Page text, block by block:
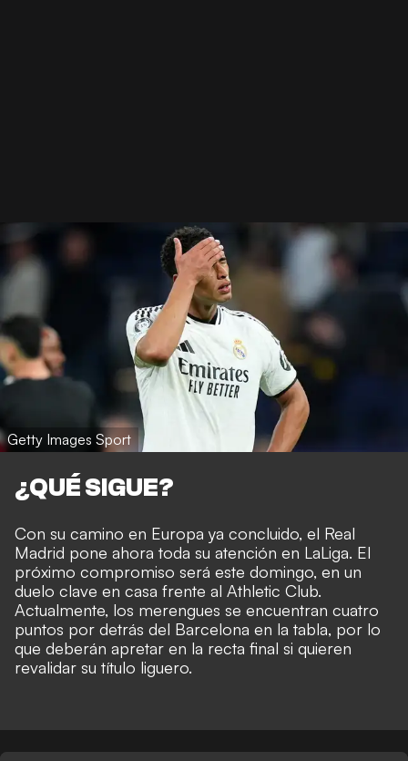
Getty Images Sport
¿QUÉ SIGUE?
Con su camino en Europa ya concluido, el Real
Madrid pone ahora toda su atención en LaLiga. El
próximo compromiso será este domingo, en un
duelo clave en casa frente al Athletic Club.
Actualmente, los merengues se encuentran cuatro
puntos por detrás del Barcelona en la tabla, por lo
que deberán apretar en la recta final si quieren
revalidar su título liguero.